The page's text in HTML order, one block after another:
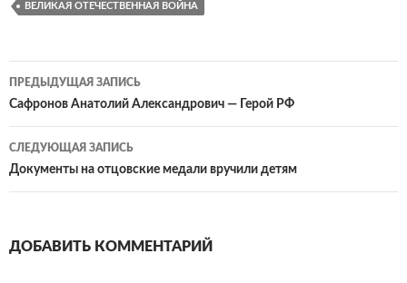
ВЕЛИКАЯ ОТЕЧЕСТВЕННАЯ ВОЙНА
Навигация
по
записям
ПРЕДЫДУЩАЯ ЗАПИСЬ
Сафронов Анатолий Александрович — Герой РФ
СЛЕДУЮЩАЯ ЗАПИСЬ
Документы на отцовские медали вручили детям
ДОБАВИТЬ КОММЕНТАРИЙ